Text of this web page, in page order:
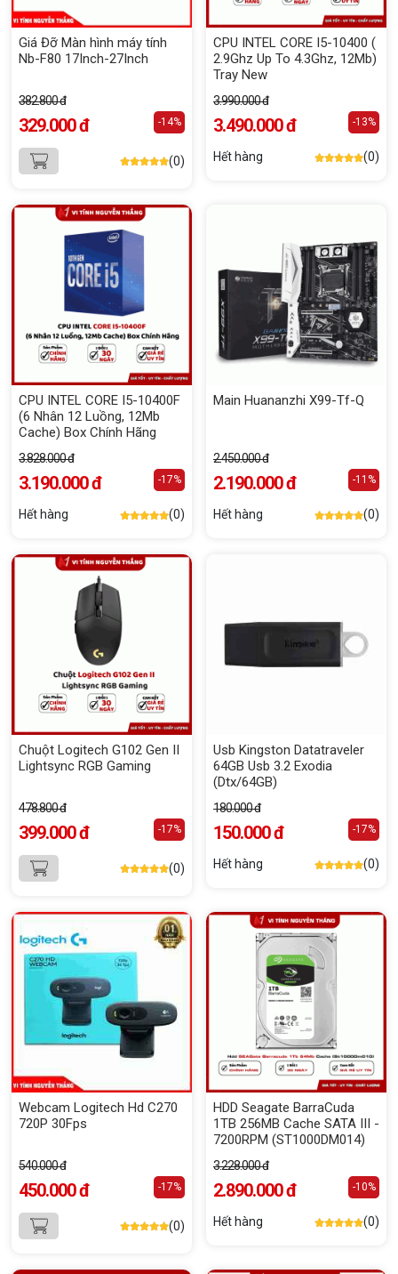
Giá Đỡ Màn hình máy tính
Nb-F80 17Inch-27Inch
382.800 đ
329.000 đ -14%
(0)
CPU INTEL CORE I5-10400 (
2.9Ghz Up To 4.3Ghz, 12Mb)
Tray New
3.990.000 đ
3.490.000 đ -13%
Hết hàng (0)
CPU INTEL CORE I5-10400F
(6 Nhân 12 Luồng, 12Mb
Cache) Box Chính Hãng
3.828.000 đ
3.190.000 đ -17%
Hết hàng (0)
Main Huananzhi X99-Tf-Q
2.450.000 đ
2.190.000 đ -11%
Hết hàng (0)
Chuột Logitech G102 Gen II
Lightsync RGB Gaming
478.800 đ
399.000 đ -17%
(0)
Usb Kingston Datatraveler
64GB Usb 3.2 Exodia
(Dtx/64GB)
180.000 đ
150.000 đ -17%
Hết hàng (0)
Webcam Logitech Hd C270
720P 30Fps
540.000 đ
450.000 đ -17%
(0)
HDD Seagate BarraCuda
1TB 256MB Cache SATA III -
7200RPM (ST1000DM014)
3.228.000 đ
2.890.000 đ -10%
Hết hàng (0)